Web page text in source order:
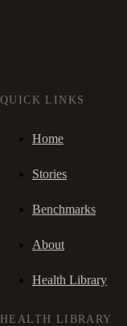
QUICK LINKS
Home
Stories
Benchmarks
About
Health Library
HEALTH LIBRARY